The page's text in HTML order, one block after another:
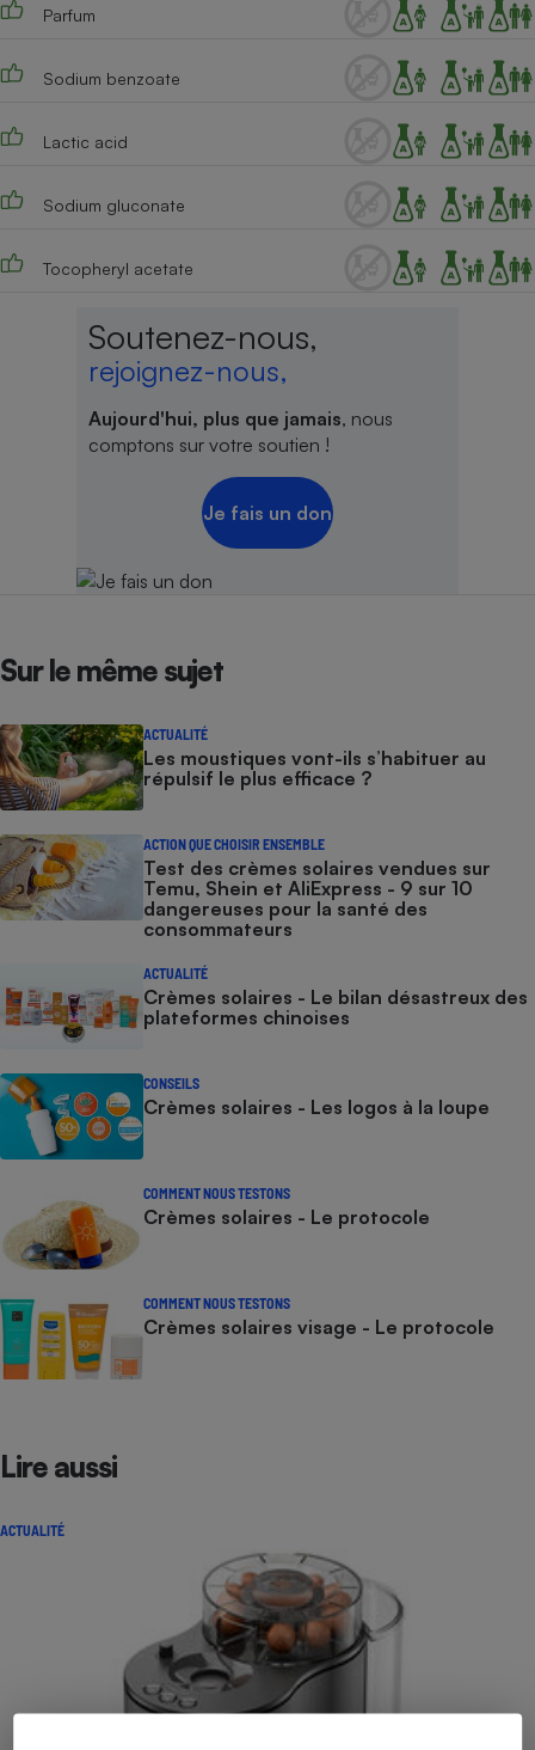
Parfum
Sodium benzoate
Lactic acid
Sodium gluconate
Tocopheryl acetate
Soutenez-nous,
rejoignez-nous,
Aujourd'hui, plus que jamais, nous
comptons sur votre soutien !
Je fais un don
Sur le même sujet
ACTUALITÉ
Les moustiques vont-ils s’habituer au
répulsif le plus efficace ?
ACTION QUE CHOISIR ENSEMBLE
Test des crèmes solaires vendues sur
Temu, Shein et AliExpress - 9 sur 10
dangereuses pour la santé des
consommateurs
ACTUALITÉ
Crèmes solaires - Le bilan désastreux des
plateformes chinoises
CONSEILS
Crèmes solaires - Les logos à la loupe
COMMENT NOUS TESTONS
Crèmes solaires - Le protocole
COMMENT NOUS TESTONS
Crèmes solaires visage - Le protocole
Lire aussi
ACTUALITÉ